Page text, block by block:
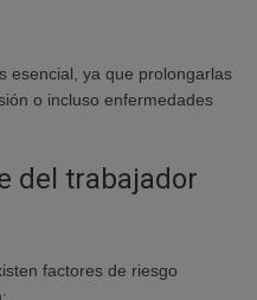
esencial, ya que prolongarlas
o incluso enfermedades
del trabajador
factores de riesgo